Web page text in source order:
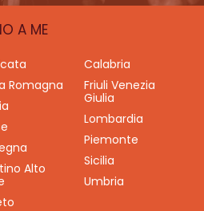
A ME
Calabria
Romagna
Friuli Venezia
Giulia
Lombardia
Piemonte
Sicilia
Alto
Umbria